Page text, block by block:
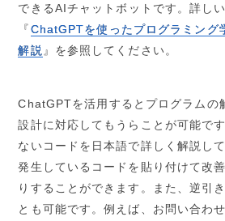
できるAIチャットボットです。詳し
『ChatGPTを使ったプログラミング
解説 』を参照してください。
ChatGPTを活用するとプログラムの
設計に対応してもうらことが可能で
ないコードを日本語で詳しく解説し
発生しているコードを貼り付けて改
りすることができます。また、逆引
とも可能です。例えば、お問い合わ